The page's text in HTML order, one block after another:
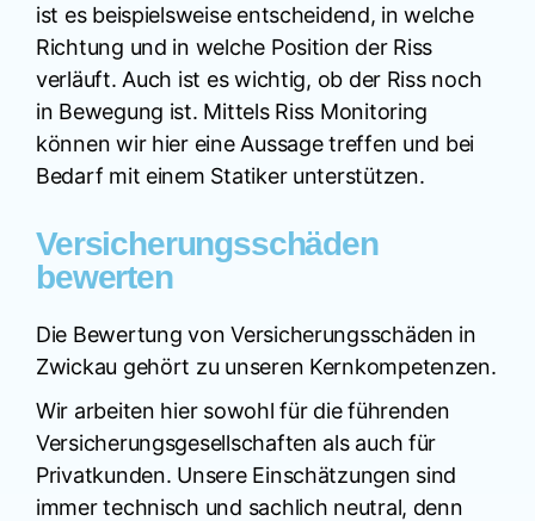
ist es beispielsweise entscheidend, in welche
Richtung und in welche Position der Riss
verläuft. Auch ist es wichtig, ob der Riss noch
in Bewegung ist. Mittels Riss Monitoring
können wir hier eine Aussage treffen und bei
Bedarf mit einem Statiker unterstützen.
Versicherungsschäden
bewerten
Die Bewertung von Versicherungsschäden in
Zwickau gehört zu unseren Kernkompetenzen.
Wir arbeiten hier sowohl für die führenden
Versicherungsgesellschaften als auch für
Privatkunden. Unsere Einschätzungen sind
immer technisch und sachlich neutral, denn